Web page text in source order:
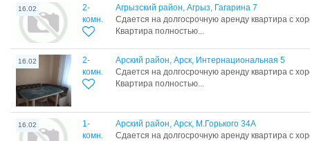
16.02
2-
комн.
Агрызский район, Агрыз, Гагарина 7
Сдается на долгосрочную аренду квартира с
Квартира полностью...
16.02
2-
комн.
Арский район, Арск, Интернациональная 5
Сдается на долгосрочную аренду квартира с
Квартира полностью...
16.02
1-
комн.
Арский район, Арск, М.Горького 34А
Сдается на долгосрочную аренду квартира с